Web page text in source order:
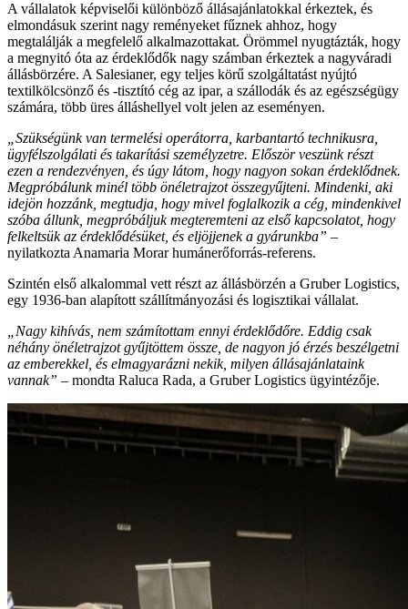
A vállalatok képviselői különböző állásajánlatokkal érkeztek, és
elmondásuk szerint nagy reményeket fűznek ahhoz, hogy
megtalálják a megfelelő alkalmazottakat. Örömmel nyugtázták, hogy
a megnyitó óta az érdeklődők nagy számban érkeztek a nagyváradi
állásbörzére. A Salesianer, egy teljes körű szolgáltatást nyújtó
textilkölcsönző és -tisztító cég az ipar, a szállodák és az egészségügy
számára, több üres álláshellyel volt jelen az eseményen.
„Szükségünk van termelési operátorra, karbantartó technikusra,
ügyfélszolgálati és takarítási személyzetre. Először veszünk részt
ezen a rendezvényen, és úgy látom, hogy nagyon sokan érdeklődnek.
Megpróbálunk minél több önéletrajzot összegyűjteni. Mindenki, aki
idejön hozzánk, megtudja, hogy mivel foglalkozik a cég, mindenkivel
szóba állunk, megpróbáljuk megteremteni az első kapcsolatot, hogy
felkeltsük az érdeklődésüket, és eljöjjenek a gyárunkba” –
nyilatkozta Anamaria Morar humánerőforrás-referens.
Szintén első alkalommal vett részt az állásbörzén a Gruber Logistics,
egy 1936-ban alapított szállítmányozási és logisztikai vállalat.
„Nagy kihívás, nem számítottam ennyi érdeklődőre. Eddig csak
néhány önéletrajzot gyűjtöttem össze, de nagyon jó érzés beszélgetni
az emberekkel, és elmagyarázni nekik, milyen állásajánlataink
vannak” – mondta Raluca Rada, a Gruber Logistics ügyintézője.